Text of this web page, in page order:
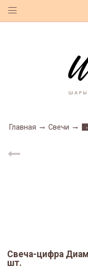
Главная Свечи -
Свеча-цифра
шт.